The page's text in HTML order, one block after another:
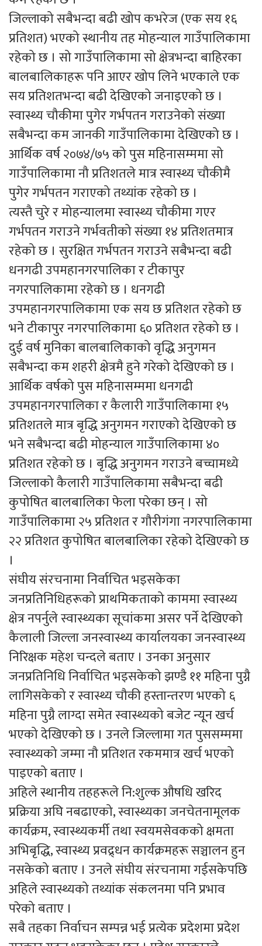
जिल्लाको सबैभन्दा बढी खोप कभरेज (एक सय १६
प्रतिशत) भएको स्थानीय तह मोहन्याल गाउँपालिकामा
रहेको छ । सो गाउँपालिकामा सो क्षेत्रभन्दा बाहिरका
बालबालिकाहरू पनि आएर खोप लिने भएकाले एक
सय प्रतिशतभन्दा बढी देखिएको जनाइएको छ ।
स्वास्थ्य चौकीमा पुगेर गर्भपतन गराउनेको संख्या
सबैभन्दा कम जानकी गाउँपालिकामा देखिएको छ ।
आर्थिक वर्ष २०७४/७५ को पुस महिनासम्ममा सो
गाउँपालिकामा नौ प्रतिशतले मात्र स्वास्थ्य चौकीमै
पुगेर गर्भपतन गराएको तथ्यांक रहेको छ ।
त्यस्तै चुरे र मोहन्यालमा स्वास्थ्य चौकीमा गएर
गर्भपतन गराउने गर्भवतीको संख्या १४ प्रतिशतमात्र
रहेको छ । सुरक्षित गर्भपतन गराउने सबैभन्दा बढी
धनगढी उपमहानगरपालिका र टीकापुर
नगरपालिकामा रहेको छ । धनगढी
उपमहानगरपालिकामा एक सय छ प्रतिशत रहेको छ
भने टीकापुर नगरपालिकामा ६० प्रतिशत रहेको छ ।
दुई वर्ष मुनिका बालबालिकाको वृद्धि अनुगमन
सबैभन्दा कम शहरी क्षेत्रमै हुने गरेको देखिएको छ ।
आर्थिक वर्षको पुस महिनासम्ममा धनगढी
उपमहानगरपालिका र कैलारी गाउँपालिकामा १५
प्रतिशतले मात्र बृद्धि अनुगमन गराएको देखिएको छ
भने सबैभन्दा बढी मोहन्याल गाउँपालिकामा ४०
प्रतिशत रहेको छ । बृद्धि अनुगमन गराउने बच्चामध्ये
जिल्लाको कैलारी गाउँपालिकामा सबैभन्दा बढी
कुपोषित बालबालिका फेला परेका छन् । सो
गाउँपालिकामा २५ प्रतिशत र गौरीगंगा नगरपालिकामा
२२ प्रतिशत कुपोषित बालबालिका रहेको देखिएको छ
।
संघीय संरचनामा निर्वाचित भइसकेका
जनप्रतिनिधिहरूको प्राथमिकताको काममा स्वास्थ्य
क्षेत्र नपर्नुले स्वास्थ्यका सूचांकमा असर पर्ने देखिएको
कैलाली जिल्ला जनस्वास्थ्य कार्यालयका जनस्वास्थ्य
निरिक्षक महेश चन्दले बताए । उनका अनुसार
जनप्रतिनिधि निर्वाचित भइसकेको झण्डै ११ महिना पुग्नै
लागिसकेको र स्वास्थ्य चौकी हस्तान्तरण भएको ६
महिना पुग्नै लाग्दा समेत स्वास्थ्यको बजेट न्यून खर्च
भएको देखिएको छ । उनले जिल्लामा गत पुससम्ममा
स्वास्थ्यको जम्मा नौ प्रतिशत रकममात्र खर्च भएको
पाइएको बताए ।
अहिले स्थानीय तहहरूले नि:शुल्क औषधि खरिद
प्रक्रिया अघि नबढाएको, स्वास्थ्यका जनचेतनामूलक
कार्यक्रम, स्वास्थ्यकर्मी तथा स्वयमसेवकको क्षमता
अभिबृद्धि, स्वास्थ्य प्रवद्र्धन कार्यक्रमहरू सञ्चालन हुन
नसकेको बताए । उनले संघीय संरचनामा गईसकेपछि
अहिले स्वास्थ्यको तथ्यांक संकलनमा पनि प्रभाव
परेको बताए ।
सबै तहका निर्वाचन सम्पन्न भई प्रत्येक प्रदेशमा प्रदेश